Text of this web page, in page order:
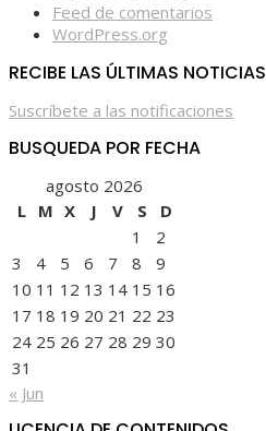
Feed de comentarios
WordPress.org
RECIBE LAS ÚLTIMAS NOTICIAS
Suscríbete a las notificaciones
BUSQUEDA POR FECHA
agosto 2026
L M X J V S
D
1
2
3
4 5 6 7 8
9
10 11 12 13 14 15 16
17 18 19 20 21 22 23
24 25 26 27 28 29 30
31
« Jun